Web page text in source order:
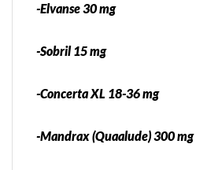
-Elvanse 30 mg
-Sobril 15 mg
-Concerta XL 18-36 mg
-Mandrax (Quaalude) 300 mg